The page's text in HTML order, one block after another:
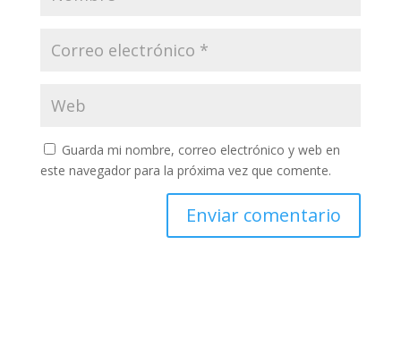
Guarda mi nombre, correo electrónico y web en
este navegador para la próxima vez que comente.